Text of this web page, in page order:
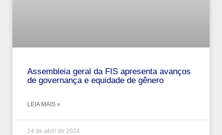
Assembleia geral da FIS apresenta avanços
de governança e equidade de gênero
LEIA MAIS »
24 de abril de 2024